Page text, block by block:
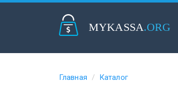
MYKASSA.ORG
Главная Каталог